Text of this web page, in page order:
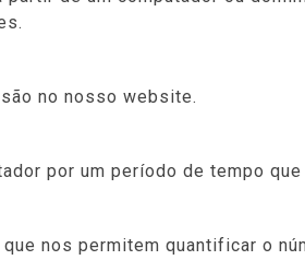
no nosso website.
por um período de tempo
nos permitem quantificar o